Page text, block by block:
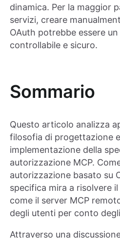
dinamica. Per la maggior
servizi, creare
OAuth potrebbe essere
controllabile e sicuro.
Sommario
Questo articolo analizza
filosofia di progettazione
implementazione della
autorizzazione MCP.
autorizzazione basato su
specifica mira a risolvere
come il server MCP
degli utenti per conto
Attraverso una